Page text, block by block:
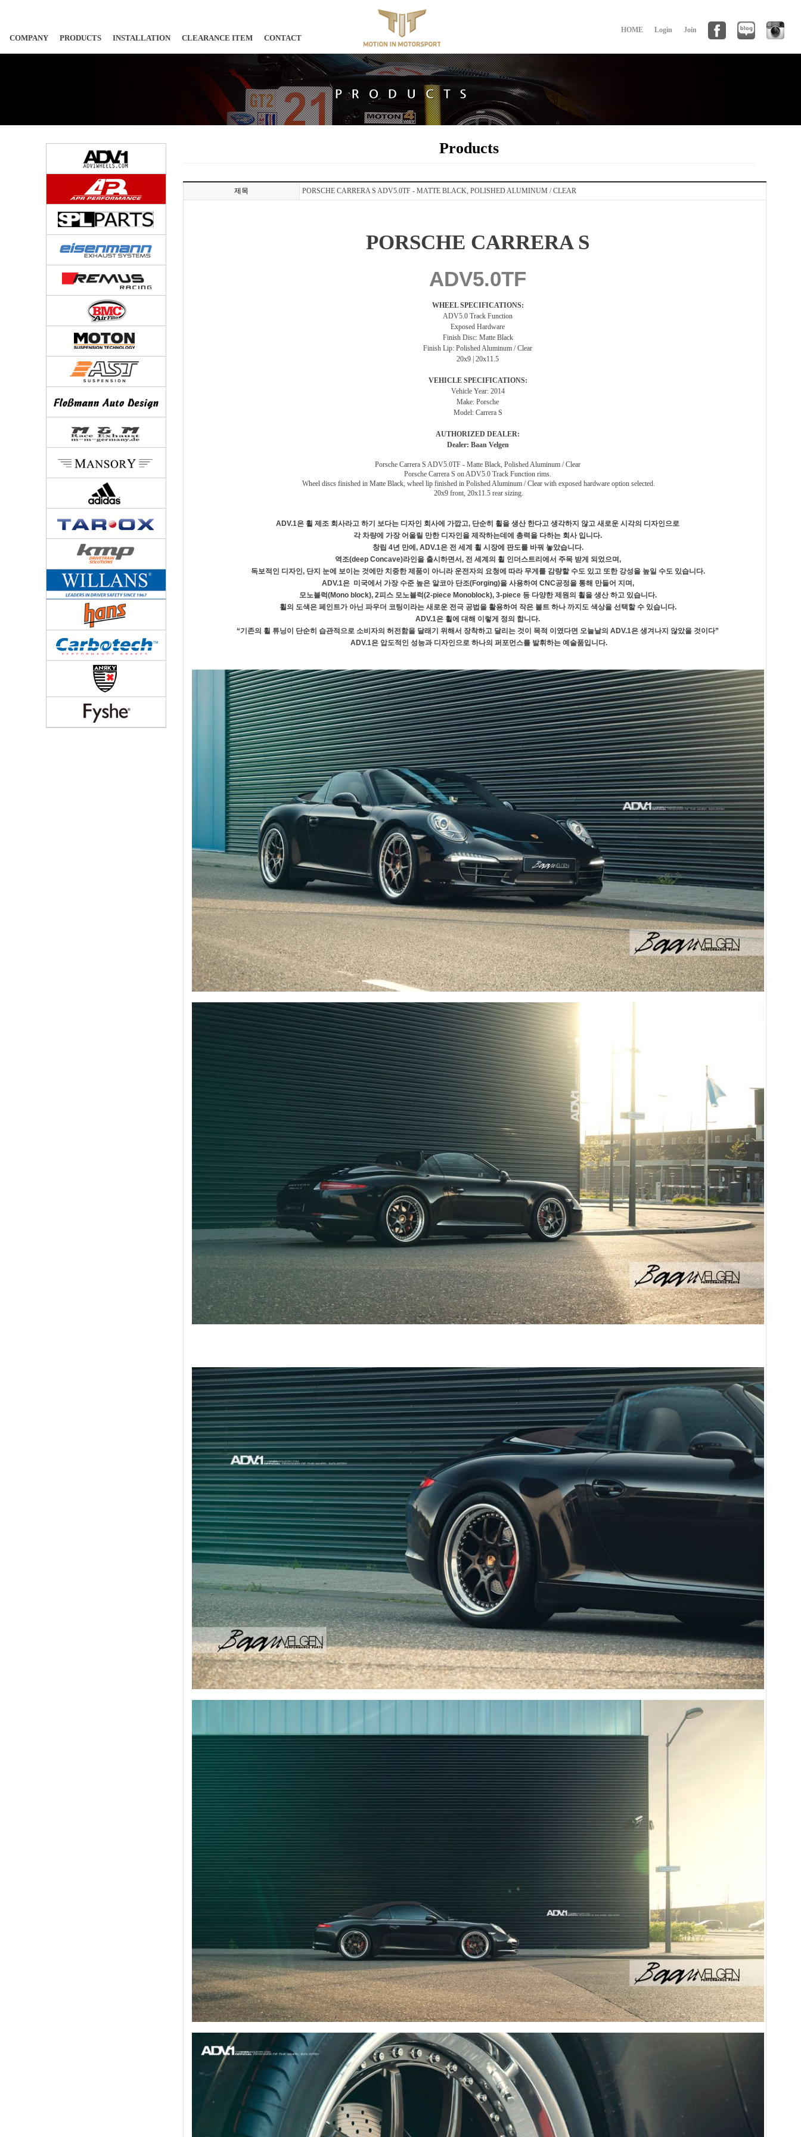
COMPANY PRODUCTS INSTALLATION CLEARANCE ITEM CONTACT
HOME Login Join
Products
제목 PORSCHE CARRERA S ADV5.0TF - MATTE BLACK, POLISHED ALUMINUM / CLEAR
PORSCHE CARRERA S
ADV5.0TF
WHEEL SPECIFICATIONS:
ADV5.0 Track Function
Exposed Hardware
Finish Disc: Matte Black
Finish Lip: Polished Aluminum / Clear
20x9 | 20x11.5
VEHICLE SPECIFICATIONS:
Vehicle Year: 2014
Make: Porsche
Model: Carrera S
AUTHORIZED DEALER:
Dealer: Baan Velgen
Porsche Carrera S ADV5.0TF - Matte Black, Polished Aluminum / Clear
Porsche Carrera S on ADV5.0 Track Function rims.
Wheel discs finished in Matte Black, wheel lip finished in Polished Aluminum / Clear with exposed hardware option selected.
20x9 front, 20x11.5 rear sizing.
ADV.1은 휠 제조 회사라고 하기 보다는 디자인 회사에 가깝고, 단순히 휠을 생산 한다고 생각하지 않고 새로운 시각의 디자인으로
각 차량에 가장 어울릴 만한 디자인을 제작하는데에 총력을 다하는 회사 입니다.
창립 4년 만에, ADV.1은 전 세계 휠 시장에 판도를 바꿔 놓았습니다.
역조(deep Concave)라인을 출시하면서, 전 세계의 휠 인더스트리에서 주목 받게 되었으며,
독보적인 디자인, 단지 눈에 보이는 것에만 치중한 제품이 아니라 운전자의 요청에 따라 무게를 감량할 수도 있고 또한 강성을 높일 수도 있습니다.
ADV.1은 미국에서 가장 수준 높은 알코아 단조(Forging)을 사용하여 CNC공정을 통해 만들어 지며,
모노블럭(Mono block), 2피스 모노블럭(2-piece Monoblock), 3-piece 등 다양한 제원의 휠을 생산 하고 있습니다.
휠의 도색은 페인트가 아닌 파우더 코팅이라는 새로운 전극 공법을 활용하여 작은 볼트 하나 까지도 색상을 선택할 수 있습니다.
ADV.1은 휠에 대해 이렇게 정의 합니다.
“기존의 휠 튜닝이 단순히 습관적으로 소비자의 허전함을 달래기 위해서 장착하고 달리는 것이 목적 이였다면 오늘날의 ADV.1은 생겨나지 않았을 것이다”
ADV.1은 압도적인 성능과 디자인으로 하나의 퍼포먼스를 발휘하는 예술품입니다.